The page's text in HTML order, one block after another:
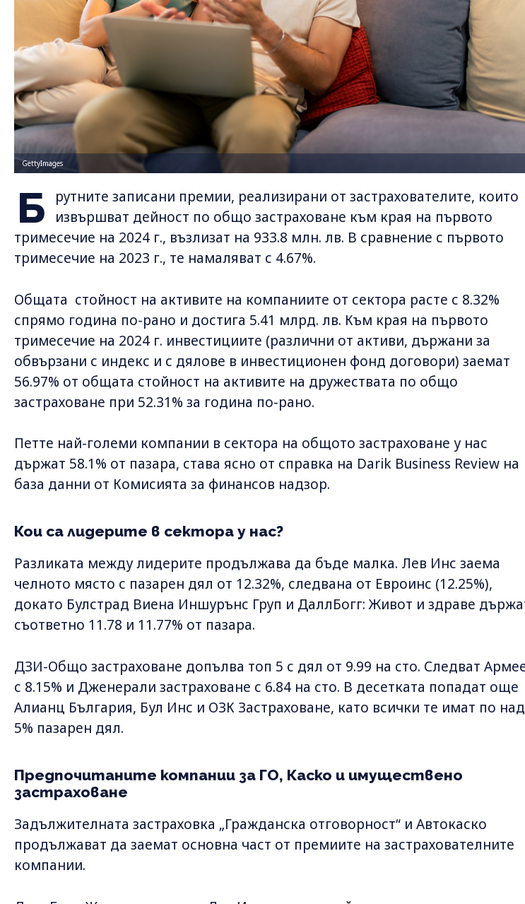
GettyImages
Б
рутните записани премии, реализирани от застрахователите, които
извършват дейност по общо застраховане към края на първото
тримесечие на 2024 г., възлизат на 933.8 млн. лв. В сравнение с първото
тримесечие на 2023 г., те намаляват с 4.67%.
Общата стойност на активите на компаниите от сектора расте с 8.32%
спрямо година по-рано и достига 5.41 млрд. лв. Към края на първото
тримесечие на 2024 г. инвестициите (различни от активи, държани за
обвързани с индекс и с дялове в инвестиционен фонд договори) заемат
56.97% от общата стойност на активите на дружествата по общо
застраховане при 52.31% за година по-рано.
Петте най-големи компании в сектора на общото застраховане у нас
държат 58.1% от пазара, става ясно от справка на Darik Business Review на
база данни от Комисията за финансов надзор.
Кои са лидерите в сектора у нас?
Разликата между лидерите продължава да бъде малка. Лев Инс заема
челното място с пазарен дял от 12.32%, следвана от Евроинс (12.25%),
докато Булстрад Виена Иншурънс Груп и ДаллБогг: Живот и здраве
съответно 11.78 и 11.77% от пазара.
ДЗИ-Общо застраховане допълва топ 5 с дял от 9.99 на сто. Следват
с 8.15% и Дженерали застраховане с 6.84 на сто. В десетката попадат още
Алианц България, Бул Инс и ОЗК Застраховане, като всички те имат по над
5% пазарен дял.
Предпочитаните компании за ГО, Каско и имуществено
застраховане
Задължителната застраховка „Гражданска отговорност“ и Автокаско
продължават да заемат основна част от премиите на застрахователните
компании.